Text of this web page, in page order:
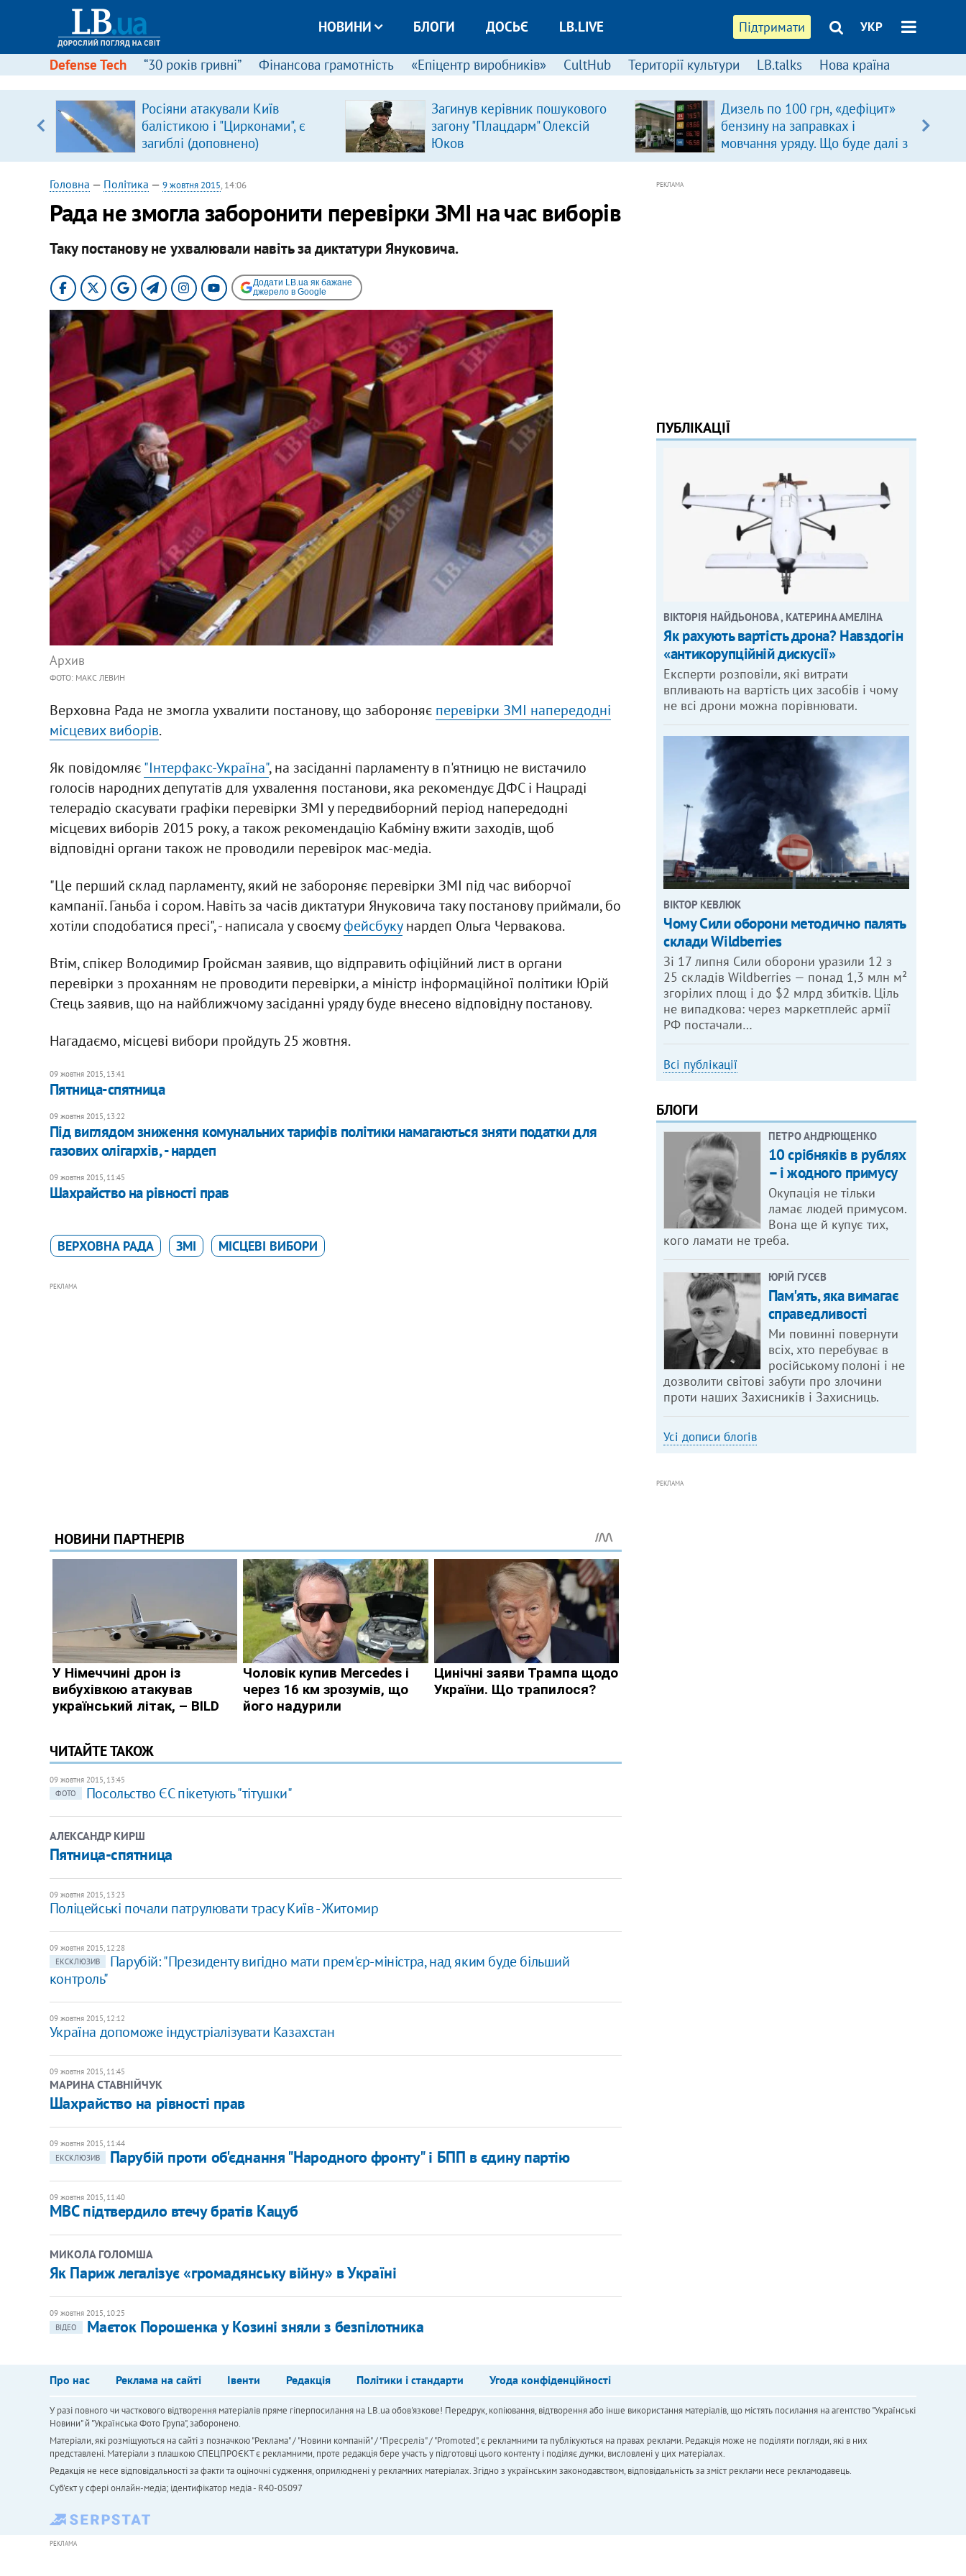
Підтримати УКР
НОВИНИ БЛОГИ ДОСЬЄ LB.LIVE
Defense Tech “30 років гривні” Фінансова грамотність «Епіцентр виробників» CultHub Території культури LB.talks Нова країна
Росіяни атакували Київ
балістикою і "Цирконами", є
загиблі (доповнено)
Загинув керівник пошукового
загону "Плацдарм" Олексій
Юков
Дизель по 100 грн, «дефіцит»
бензину на заправках і
мовчання уряду. Що буде далі з
цінами на пальне?
Головна — Політика — 9 жовтня 2015, 14:06
Рада не змогла заборонити перевірки ЗМІ на час виборів
Таку постанову не ухвалювали навіть за диктатури Януковича.
Додати LB.ua як бажане
джерело в Google
Архив
ФОТО: МАКС ЛЕВИН
Верховна Рада не змогла ухвалити постанову, що забороняє перевірки ЗМІ напередодні
місцевих виборів.
Як повідомляє"Інтерфакс-Україна", на засіданні парламенту в п'ятницю не вистачило
голосів народних депутатів для ухвалення постанови, яка рекомендує ДФС і Нацраді
телерадіо скасувати графіки перевірки ЗМІ у передвиборний період напередодні
місцевих виборів 2015 року, а також рекомендацію Кабміну вжити заходів, щоб
відповідні органи також не проводили перевірок мас-медіа.
"Це перший склад парламенту, який не забороняє перевірки ЗМІ під час виборчої
кампанії. Ганьба і сором. Навіть за часів диктатури Януковича таку постанову приймали, бо
хотіли сподобатися пресі", - написала у своємуфейсбукунардеп Ольга Червакова.
Втім, спікер Володимир Гройсман заявив, що відправить офіційний лист в органи
перевірки з проханням не проводити перевірки, а міністр інформаційної політики Юрій
Стець заявив, що на найближчому засіданні уряду буде внесено відповідну постанову.
Нагадаємо, місцеві вибори пройдуть 25 жовтня.
09 жовтня 2015, 13:41
Пятница-спятница
09 жовтня 2015, 13:22
Під виглядом зниження комунальних тарифів політики намагаються зняти податки для
газових олігархів, - нардеп
09 жовтня 2015, 11:45
Шахрайство на рівності прав
ВЕРХОВНА РАДА ЗМІ МІСЦЕВІ ВИБОРИ
РЕКЛАМА
ЧИТАЙТЕ ТАКОЖ
09 жовтня 2015, 13:45
ФОТО
Посольство ЄС пікетують "тітушки"
АЛЕКСАНДР КИРШ
Пятница-спятница
09 жовтня 2015, 13:23
Поліцейські почали патрулювати трасу Київ - Житомир
09 жовтня 2015, 12:28
ЕКСКЛЮЗИВ
Парубій: "Президенту вигідно мати прем'єр-міністра, над яким буде більший
контроль"
09 жовтня 2015, 12:12
Україна допоможе індустріалізувати Казахстан
09 жовтня 2015, 11:45
МАРИНА СТАВНІЙЧУК
Шахрайство на рівності прав
09 жовтня 2015, 11:44
ЕКСКЛЮЗИВ
Парубій проти об'єднання "Народного фронту" і БПП в єдину партію
09 жовтня 2015, 11:40
МВС підтвердило втечу братів Кацуб
МИКОЛА ГОЛОМША
Як Париж легалізує «громадянську війну» в Україні
09 жовтня 2015, 10:25
ВІДЕО
Маєток Порошенка у Козині зняли з безпілотника
РЕКЛАМА
ПУБЛІКАЦІЇ
ВІКТОРІЯ НАЙДЬОНОВА , КАТЕРИНА АМЕЛІНА
Як рахують вартість дрона? Навздогін
«антикорупційній дискусії»
Експерти розповіли, які витрати
впливають на вартість цих засобів і чому
не всі дрони можна порівнювати.
ВІКТОР КЕВЛЮК
Чому Сили оборони методично палять
склади Wildberries
Зі 17 липня Сили оборони уразили 12 з
25 складів Wildberries — понад 1,3 млн м²
згорілих площ і до $2 млрд збитків. Ціль
не випадкова: через маркетплейс армії
РФ постачали…
Всі публікації
БЛОГИ
ПЕТРО АНДРЮЩЕНКО
10 срібняків в рублях
– і жодного примусу
Окупація не тільки
ламає людей примусом.
Вона ще й купує тих,
кого ламати не треба.
ЮРІЙ ГУСЄВ
Пам'ять, яка вимагає
справедливості
Ми повинні повернути
всіх, хто перебуває в
російському полоні і не
дозволити світові забути про злочини
проти наших Захисників і Захисниць.
Усі дописи блогів
РЕКЛАМА
Про нас Реклама на сайті Івенти Редакція Політики і стандарти Угода конфіденційності
У разі повного чи часткового відтворення матеріалів пряме гіперпосилання на LB.ua обов'язкове! Передрук, копіювання, відтворення або інше використання матеріалів, що містять посилання на агентство "Українськi
Новини" й "Українська Фото Група", заборонено.
Матеріали, які розміщуються на сайті з позначкою "Реклама" / "Новини компаній" / "Пресреліз" / "Promoted", є рекламними та публікуються на правах реклами. Редакція може не поділяти погляди, які в них
представлені. Матеріали з плашкою СПЕЦПРОЄКТ є рекламними, проте редакція бере участь у підготовці цього контенту і поділяє думки, висловлені у цих матеріалах.
Редакція не несе відповідальності за факти та оціночні судження, оприлюднені у рекламних матеріалах. Згідно з українським законодавством, відповідальність за зміст реклами несе рекламодавець.
Cуб'єкт у сфері онлайн-медіа; ідентифікатор медіа - R40-05097
РЕКЛАМА